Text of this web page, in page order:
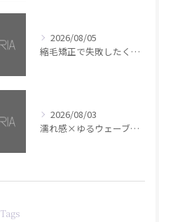
2026/08/05
縮毛矯正で失敗したくない方へ【銀座・美容室WISTERIA】
2026/08/03
濡れ感×ゆるウェーブミディアム【銀座・美容室WISTERIA】
Tags